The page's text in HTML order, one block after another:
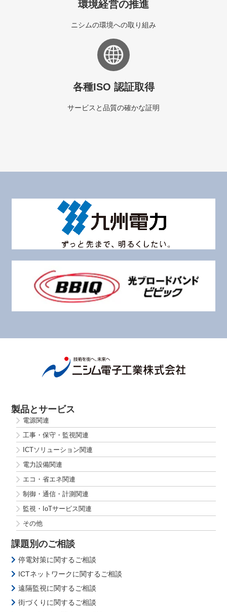
環境経営の推進
ニシムの環境への取り組み
各種ISO 認証取得
サービスと品質の確かな証明
製品とサービス
電源関連
工事・保守・監視関連
ICTソリューション関連
電力設備関連
エコ・省エネ関連
制御・通信・計測関連
監視・IoTサービス関連
その他
課題別のご相談
停電対策に関するご相談
ICTネットワークに関するご相談
遠隔監視に関するご相談
街づくりに関するご相談